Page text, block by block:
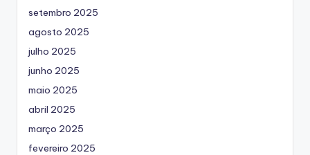
setembro 2025
agosto 2025
julho 2025
junho 2025
maio 2025
abril 2025
março 2025
fevereiro 2025